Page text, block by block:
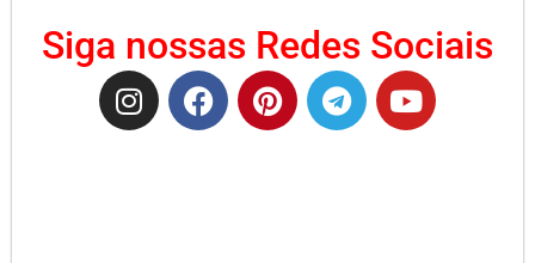
Siga nossas Redes Sociais